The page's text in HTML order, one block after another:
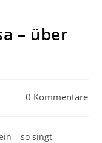
– über
Beitrags-
0 Kommentare
– so singt